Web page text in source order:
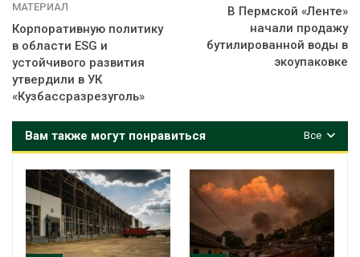
МАТЕРИАЛ
Корпоративную политику
в области ESG и
устойчивого развития
утвердили в УК
«Кузбассразрезуголь»
В Пермской «Ленте»
начали продажу
бутилированной воды в
экоупаковке
Все
Вам также могут понравиться